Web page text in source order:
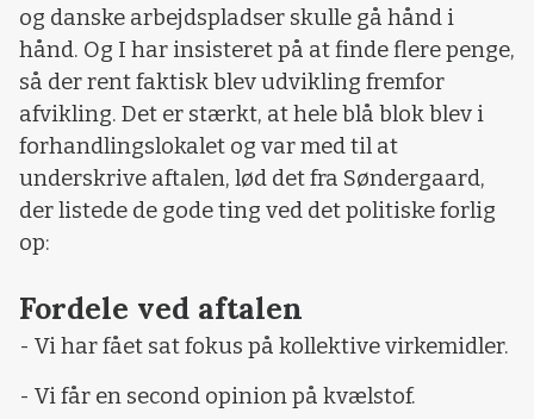
og danske arbejdspladser skulle gå hånd i
hånd. Og I har insisteret på at finde flere penge,
så der rent faktisk blev udvikling fremfor
afvikling. Det er stærkt, at hele blå blok blev i
forhandlingslokalet og var med til at
underskrive aftalen, lød det fra Søndergaard,
der listede de gode ting ved det politiske forlig
op:
Fordele ved aftalen
- Vi har fået sat fokus på kollektive virkemidler.
- Vi får en second opinion på kvælstof.